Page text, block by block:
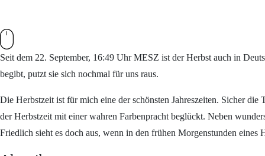
Seit dem 22. September, 16:49 Uhr MESZ ist der Herbst auch in
begibt, putzt sie sich nochmal für uns raus.
Die Herbstzeit ist für mich eine der schönsten Jahreszeiten. Sicher
der Herbstzeit mit einer wahren Farbenpracht beglückt. Neben
Friedlich sieht es doch aus, wenn in den frühen Morgenstunden eines